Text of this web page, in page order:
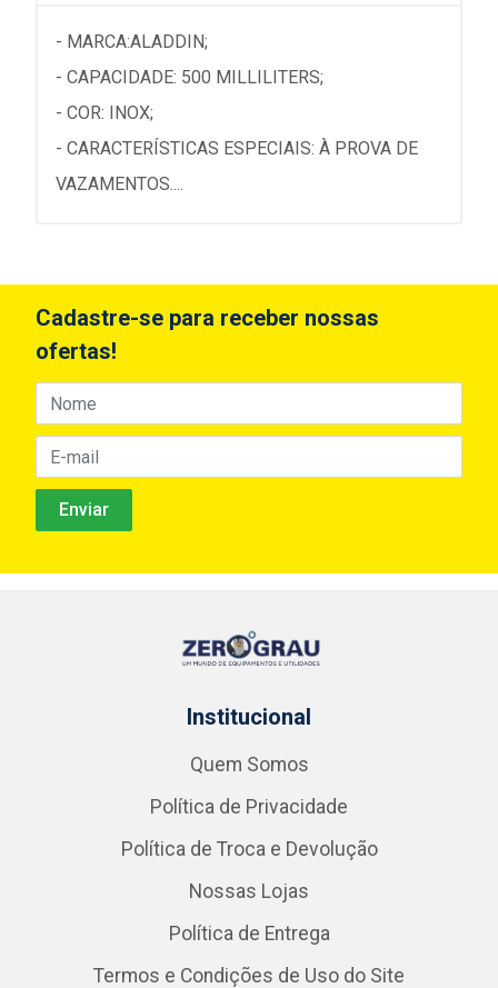
- MARCA:ALADDIN;
- CAPACIDADE: 500 MILLILITERS;
- COR: INOX;
- CARACTERÍSTICAS ESPECIAIS: À PROVA DE
VAZAMENTOS....
Cadastre-se para receber nossas
ofertas!
Institucional
Quem Somos
Política de Privacidade
Política de Troca e Devolução
Nossas Lojas
Política de Entrega
Termos e Condições de Uso do Site